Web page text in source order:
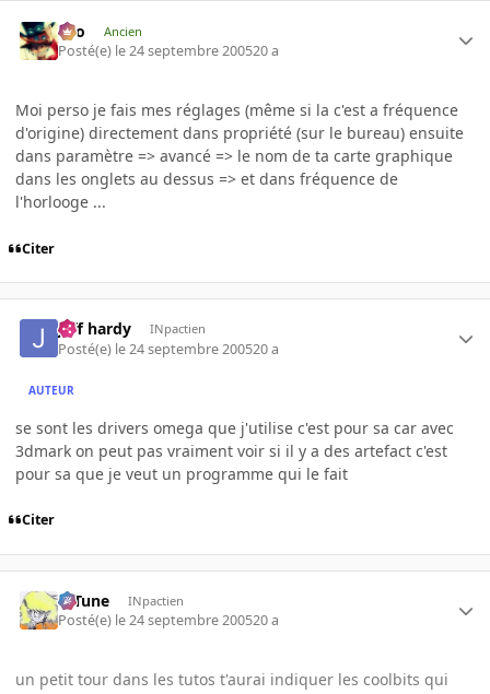
eYo Ancien
Posté(e) le 24 septembre 200520 a
Moi perso je fais mes réglages (même si la c'est a fréquence
d'origine) directement dans propriété (sur le bureau) ensuite
dans paramètre => avancé => le nom de ta carte graphique
dans les onglets au dessus => et dans fréquence de
l'horlooge ...
Citer
jeff hardy INpactien
Posté(e) le 24 septembre 200520 a
AUTEUR
se sont les drivers omega que j'utilise c'est pour sa car avec
3dmark on peut pas vraiment voir si il y a des artefact c'est
pour sa que je veut un programme qui le fait
Citer
D-Tune INpactien
Posté(e) le 24 septembre 200520 a
un petit tour dans les tutos t'aurai indiquer les coolbits qui